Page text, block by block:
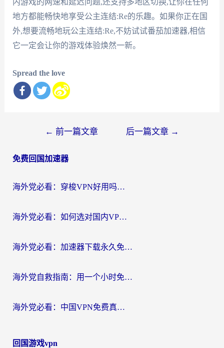
内游戏的网速和延迟问题,还支持多地区切换,让你在任何
地方都能畅快地享受公主连结:Re的乐趣。如果你正在国
外,想要流畅地玩公主连结:Re,不妨试试番茄加速器,相信
它一定会让你的游戏体验焕然一新。
Spread the love
导
← 前一篇文章 后一篇文章 →
免费回国加速器
海外党必看：穿梭VPN好用吗？和云帆VPN对比哪个回国效果更好？附真实测评+避坑指南
海外党必看：如何选对国内VPN，实现无缝访问国内资源？
海外党必看：加速器下载永久免费版真的存在吗？教你无缝访问国内资源的正确姿势
海外党自救指南：用一个小时免费加速器，轻松打破国内资源访问壁垒？
海外党必看：中国VPN免费真的靠谱吗？手把手教你选对回国加速器
回国游戏vpn